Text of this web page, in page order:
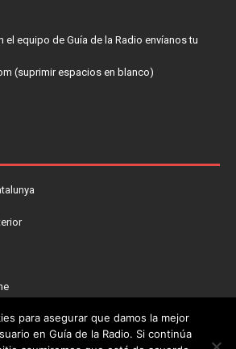
el equipo de Guía de la Radio envíanos tu
(suprimir espacios en blanco)
para asegurar que damos la mejor
en Guía de la Radio. Si continúa